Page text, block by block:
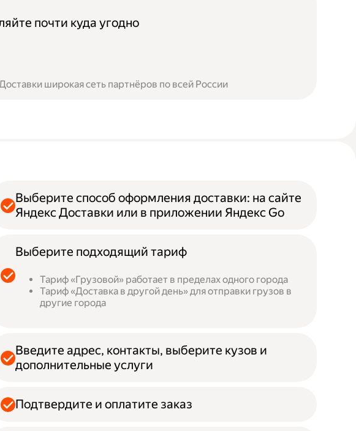
почти куда угодно
широкая сеть партнёров по всей России
Выберите способ оформления доставки: на сайте
Яндекс Доставки или в приложении Яндекс Go
Выберите подходящий тариф
Тариф «Грузовой» работает в пределах одного города
Тариф «Доставка в другой день» для отправки грузов в
другие города
Введите адрес, контакты, выберите кузов и
дополнительные услуги
Подтвердите и оплатите заказ